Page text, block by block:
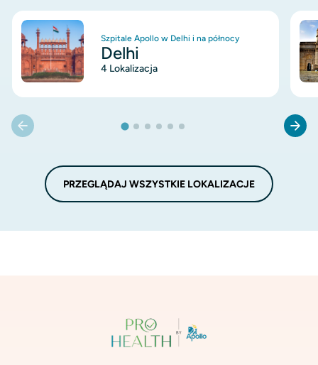
Obraz
Szpitale Apollo w Delhi i na północy
Delhi
4 Lokalizacja
PRZEGLĄDAJ WSZYSTKIE LOKALIZACJE